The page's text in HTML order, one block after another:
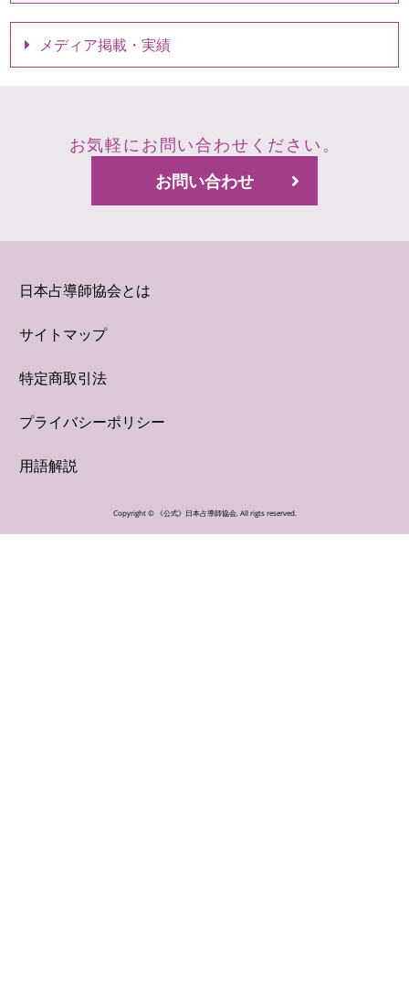
メディア掲載・実績
お気軽にお問い合わせください。
お問い合わせ
日本占導師協会とは
サイトマップ
特定商取引法
プライバシーポリシー
用語解説
Copyright © 《公式》日本占導師協会, All rigts reserved.